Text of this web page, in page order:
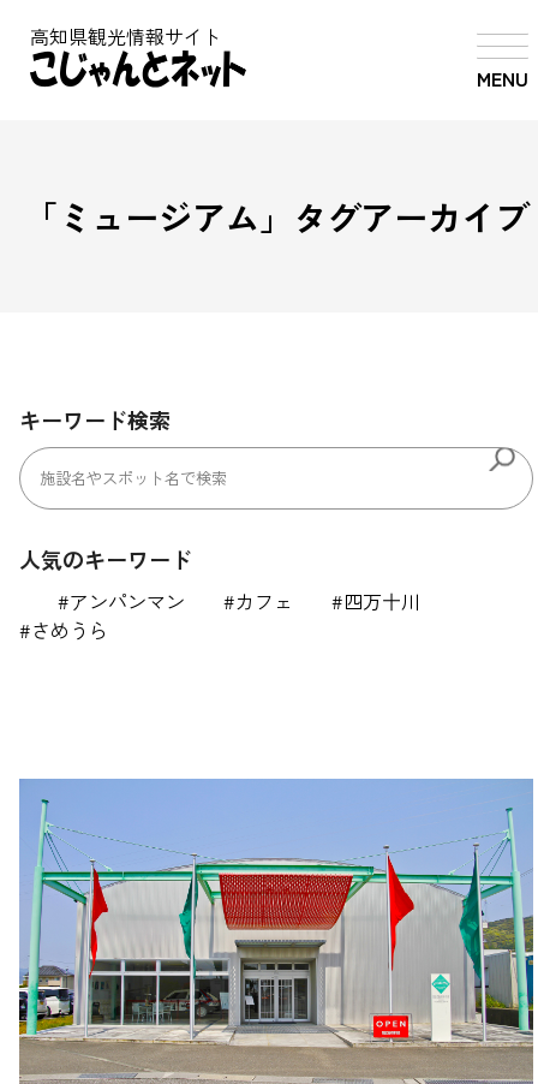
MENU
高知県観光情報サイト
「 ミュージアム 」タグアーカイブ
キーワード検索
人気のキーワード
アンパンマン カフェ
四万十川
さめうら